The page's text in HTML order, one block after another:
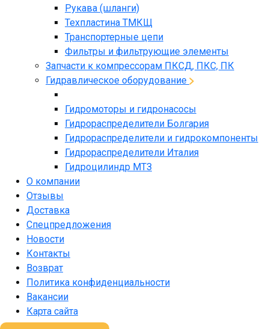
Рукава (шланги)
Техпластина ТМКЩ
Транспортерные цепи
Фильтры и фильтрующие элементы
Запчасти к компрессорам ПКСД, ПКС, ПК
Гидравлическое оборудование
Гидромоторы и гидронасосы
Гидрораспределители Болгария
Гидрораспределители и гидрокомпоненты
Гидрораспределители Италия
Гидроцилиндр МТЗ
О компании
Отзывы
Доставка
Спецпредложения
Новости
Контакты
Возврат
Политика конфиденциальности
Вакансии
Карта сайта